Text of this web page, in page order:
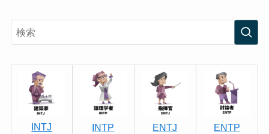
INTJ
INTP
ENTJ
ENTP